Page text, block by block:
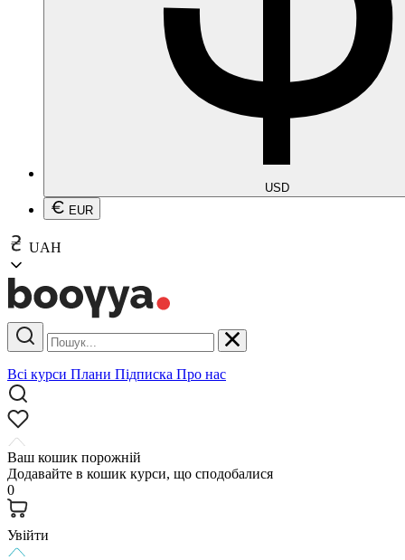
USD
EUR
UAH
Всі курси Плани Підписка Про нас
Ваш кошик порожній
Додавайте в кошик курси, що сподобалися
0
Увійти